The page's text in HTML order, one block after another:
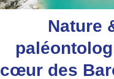
Nature
cœur des